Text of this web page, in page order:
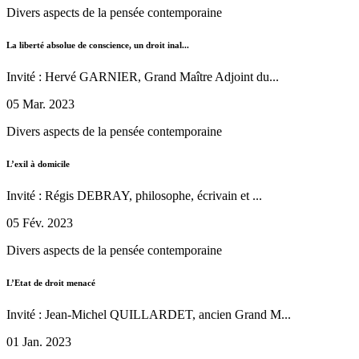
Divers aspects de la pensée contemporaine
La liberté absolue de conscience, un droit inal...
Invité : Hervé GARNIER, Grand Maître Adjoint du...
05 Mar. 2023
Divers aspects de la pensée contemporaine
L’exil à domicile
Invité : Régis DEBRAY, philosophe, écrivain et ...
05 Fév. 2023
Divers aspects de la pensée contemporaine
L’Etat de droit menacé
Invité : Jean-Michel QUILLARDET, ancien Grand M...
01 Jan. 2023